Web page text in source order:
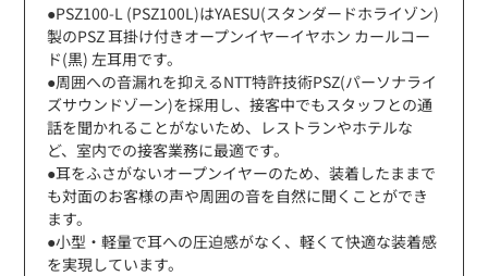
●PSZ100-L (PSZ100L)はYAESU(スタンダードホライゾン)
製のPSZ 耳掛け付きオープンイヤーイヤホン カールコー
ド(黒) 左耳用です。
●周囲への音漏れを抑えるNTT特許技術PSZ(パーソナライ
ズサウンドゾーン)を採用し、接客中でもスタッフとの通
話を聞かれることがないため、レストランやホテルな
ど、室内での接客業務に最適です。
●耳をふさがないオープンイヤーのため、装着したままで
も対面のお客様の声や周囲の音を自然に聞くことができ
ます。
●小型・軽量で耳への圧迫感がなく、軽くて快適な装着感
を実現しています。